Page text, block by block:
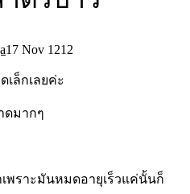
17 Nov 1212
ล็กเลยค่ะ
ดมากๆ
พราะมันหมดอายุเร็วแค่นั้นก็